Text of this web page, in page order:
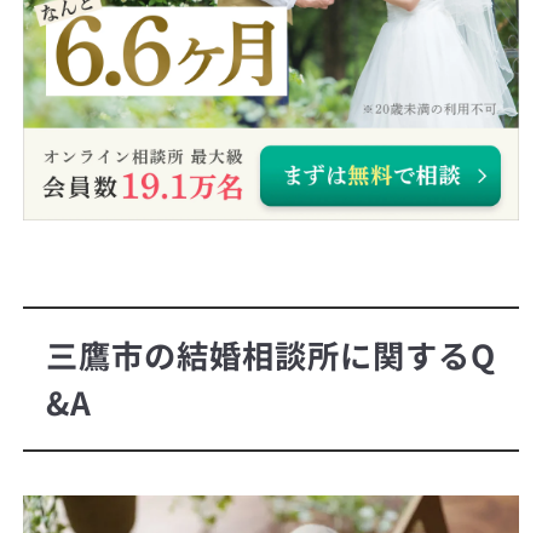
三鷹市の結婚相談所に関するQ
&A